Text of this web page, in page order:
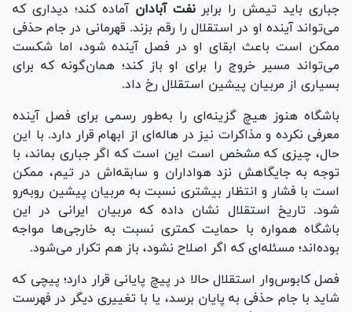
جباری باید تیمش را برابرنفت آبادان آماده کند؛ دیداری که
می‌تواند آینده او در استقلال را رقم بزند. قهرمانی در جام حذفی
ممکن است باعث ابقای او در فصل آینده شود، اما شکست
می‌تواند مسیر خروج را برای او باز کند؛ همان‌گونه که برای
بسیاری از مربیان پیشین استقلال رخ داد.
باشگاه هنوز هیچ گزینه‌ای را به‌طور رسمی برای فصل آینده
معرفی نکرده و مذاکرات نیز در هاله‌ای از ابهام قرار دارد. با این
حال، چیزی که مشخص است این است که اگر جباری بماند، با
توجه به جایگاهش نزد هواداران و سابقه‌اش در تیم، ممکن
است با فشار و انتظار بیشتری نسبت به مربیان پیشین رو‌به‌رو
شود. تاریخ استقلال نشان داده که مربیان ایرانی در این
باشگاه همواره با حمایت کمتری نسبت به خارجی‌ها مواجه
بوده‌اند؛ مسئله‌ای که اگر اصلاح نشود، باز هم تکرار می‌شود.
فصل کابوس‌وار استقلال حالا در پیچ پایانی قرار دارد؛ پیچی که
شاید با جام حذفی به پایان برسد، یا با تغییری دیگر در فهرست